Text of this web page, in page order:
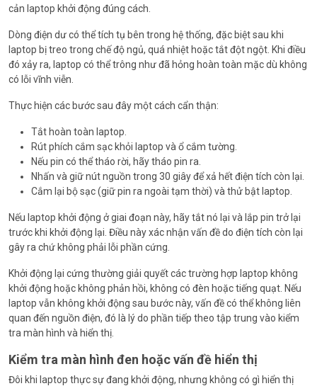
cản laptop khởi động đúng cách.
Dòng điện dư có thể tích tụ bên trong hệ thống, đặc biệt sau khi
laptop bị treo trong chế độ ngủ, quá nhiệt hoặc tắt đột ngột. Khi điều
đó xảy ra, laptop có thể trông như đã hỏng hoàn toàn mặc dù không
có lỗi vĩnh viễn.
Thực hiện các bước sau đây một cách cẩn thận:
Tắt hoàn toàn laptop.
Rút phích cắm sạc khỏi laptop và ổ cắm tường.
Nếu pin có thể tháo rời, hãy tháo pin ra.
Nhấn và giữ nút nguồn trong 30 giây để xả hết điện tích còn lại.
Cắm lại bộ sạc (giữ pin ra ngoài tạm thời) và thử bật laptop.
Nếu laptop khởi động ở giai đoạn này, hãy tắt nó lại và lắp pin trở lại
trước khi khởi động lại. Điều này xác nhận vấn đề do điện tích còn lại
gây ra chứ không phải lỗi phần cứng.
Khởi động lại cứng thường giải quyết các trường hợp laptop không
khởi động hoặc không phản hồi, không có đèn hoặc tiếng quạt. Nếu
laptop vẫn không khởi động sau bước này, vấn đề có thể không liên
quan đến nguồn điện, đó là lý do phần tiếp theo tập trung vào kiểm
tra màn hình và hiển thị.
Kiểm tra màn hình đen hoặc vấn đề hiển thị
Đôi khi laptop thực sự đang khởi động, nhưng không có gì hiển thị